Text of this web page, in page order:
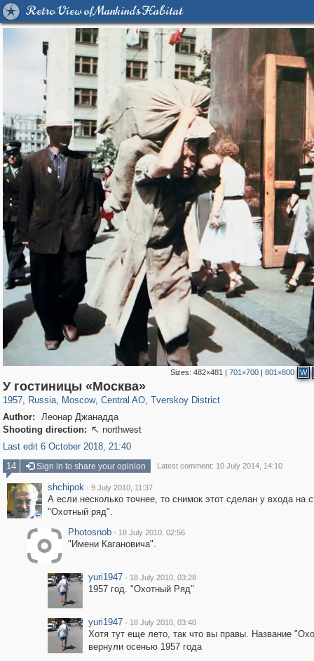
Retro View of Mankind's Habitat
Sizes:482×481 |701×700 |801×800 W
У гостиницы «Москва»
1957, Russia
1,406,849 29,243
, Moscow
319,861 8,286
, Central AO
160,009 5,916
, Tverskoy District
53,052
Author:
Леонар Джанадда
Shooting direction:  northwest
Last edit 6 October 2018, 21:40
14
Sign in to share your opinion Latest comment: 10 July 2014, 14:10
shchipok · 9 July 2010, 11:37
А если несколько точнее, то снимок этот сделан у входа на
"Охотный ряд".
Photosnob · 18 July 2010, 02:56
"Имени Кагановича".
yuri1947 · 18 July 2010, 03:28
1957 год. "Охотный Ряд"
yuri1947 · 18 July 2010, 03:40
Хотя тут еще лето, так что вы правы. Название
вернули осенью 1957 года